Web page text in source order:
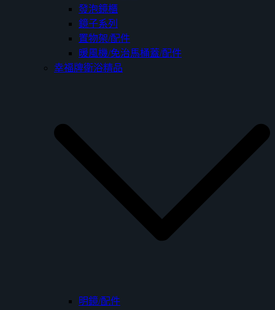
發泡鏡櫃
鏡子系列
置物架/配件
暖風機/免治馬桶蓋/配件
幸福牌衛浴精品
明鏡/配件